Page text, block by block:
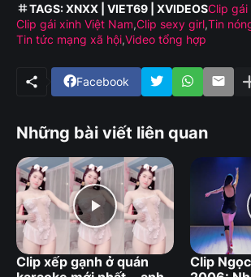
TAGS: XNXX | VIET69 | XVIDEOSClip gái
Clip gái xinh Việt Nam Clip sexy girl Tin
Tin tức mạng xã hội Video tổng hợp
Facebook
Những bài viết liên quan
Clip xếp gạnh ở quán
Clip